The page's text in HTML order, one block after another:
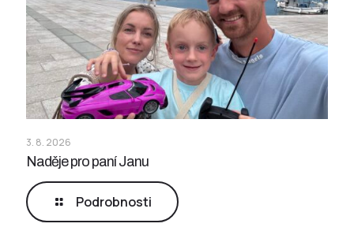
3. 8. 2026
Naděje pro paní Janu
Podrobnosti